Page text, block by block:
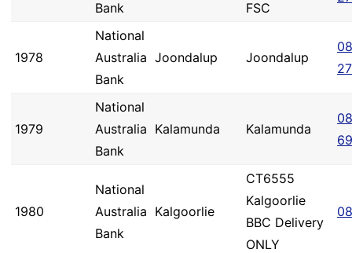
Bank FSC
1978
National
Australia
Bank
Joondalup Joondalup
1979
National
Australia
Bank
Kalamunda Kalamunda
1980
National
Australia
Bank
Kalgoorlie
CT6555
Kalgoorlie
BBC Delivery
ONLY